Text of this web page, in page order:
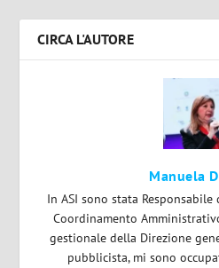
CIRCA L'AUTORE
Manuela
In ASI sono stata
Coordinamento
gestionale della Direzione
pubblicista, mi sono